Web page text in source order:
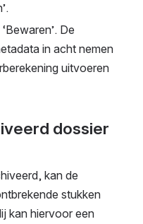
De
in acht nemen
uitvoeren
dossier
kan de
stukken
kan hiervoor een